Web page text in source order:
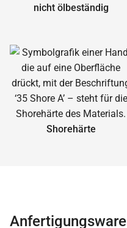
nicht ölbeständig
Shorehärte
Anfertigungsware